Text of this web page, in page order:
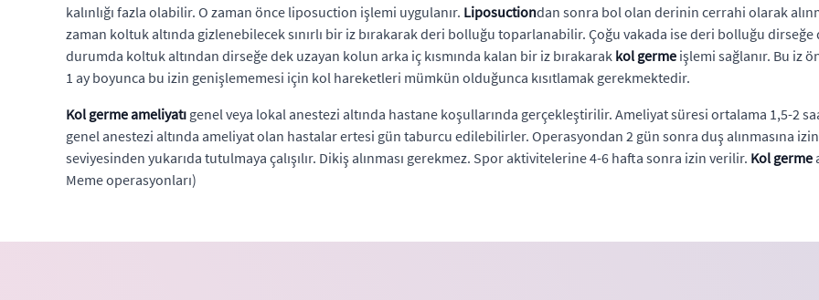
kalınlığı fazla olabilir. O zaman önce liposuction işlemi uygulanır. Liposuctiondan sonra bol olan derinin cerrahi olarak
zaman koltuk altında gizlenebilecek sınırlı bir iz bırakarak deri bolluğu toparlanabilir. Çoğu vakada ise deri bolluğu
durumda koltuk altından dirseğe dek uzayan kolun arka iç kısmında kalan bir iz bırakarak kol germe işlemi sağlanır. Bu iz
1 ay boyunca bu izin genişlememesi için kol hareketleri mümkün olduğunca kısıtlamak gerekmektedir.
Kol germe ameliyatı genel veya lokal anestezi altında hastane koşullarında gerçekleştirilir. Ameliyat süresi ortalama 1,5-2
genel anestezi altında ameliyat olan hastalar ertesi gün taburcu edilebilirler. Operasyondan 2 gün sonra duş alınmasına
seviyesinden yukarıda tutulmaya çalışılır. Dikiş alınması gerekmez. Spor aktivitelerine 4-6 hafta sonra izin verilir. Kol germe
Meme operasyonları)